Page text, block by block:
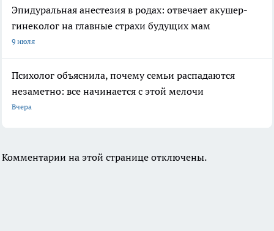
Эпидуральная анестезия в родах: отвечает акушер-
гинеколог на главные страхи будущих мам
9 июля
Психолог объяснила, почему семьи распадаются
незаметно: все начинается с этой мелочи
Вчера
Комментарии на этой странице отключены.